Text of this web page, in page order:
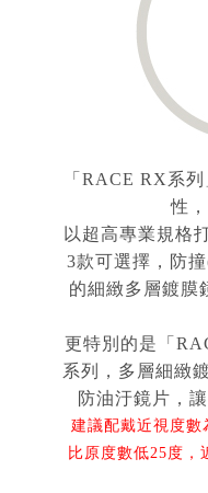
「RACE RX系
性
以超高專業規格
3款可選擇，防
的細緻多層鍍膜
更特別的是「
系列，多層細緻
防油汙鏡片，
建議配戴近視度數
比原度數低25度，